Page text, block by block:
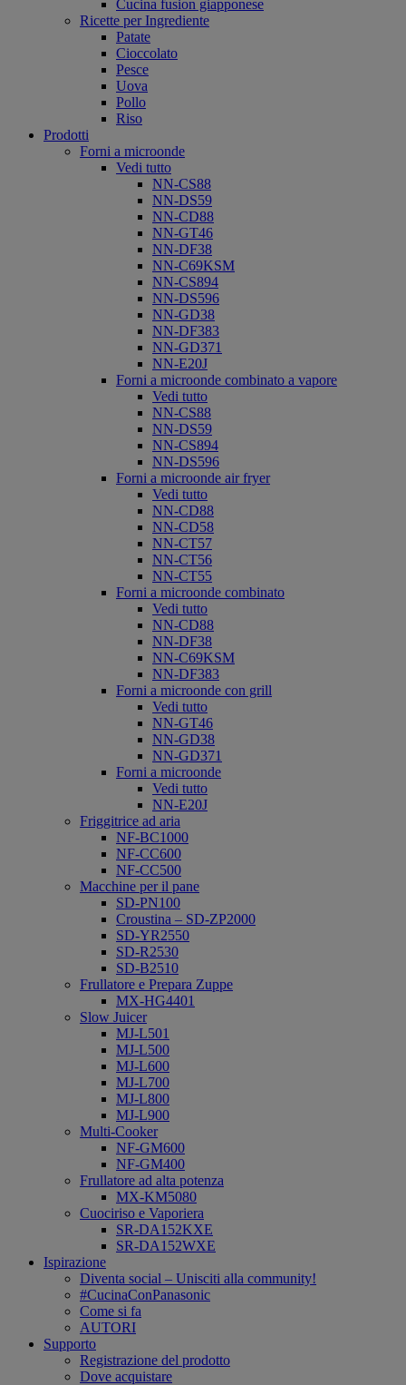
Cucina fusion giapponese
Ricette per Ingrediente
Patate
Cioccolato
Pesce
Uova
Pollo
Riso
Prodotti
Forni a microonde
Vedi tutto
NN-CS88
NN-DS59
NN-CD88
NN-GT46
NN-DF38
NN-C69KSM
NN-CS894
NN-DS596
NN-GD38
NN-DF383
NN-GD371
NN-E20J
Forni a microonde combinato a vapore
Vedi tutto
NN-CS88
NN-DS59
NN-CS894
NN-DS596
Forni a microonde air fryer
Vedi tutto
NN-CD88
NN-CD58
NN-CT57
NN-CT56
NN-CT55
Forni a microonde combinato
Vedi tutto
NN-CD88
NN-DF38
NN-C69KSM
NN-DF383
Forni a microonde con grill
Vedi tutto
NN-GT46
NN-GD38
NN-GD371
Forni a microonde
Vedi tutto
NN-E20J
Friggitrice ad aria
NF-BC1000
NF-CC600
NF-CC500
Macchine per il pane
SD-PN100
Croustina – SD-ZP2000
SD-YR2550
SD-R2530
SD-B2510
Frullatore e Prepara Zuppe
MX-HG4401
Slow Juicer
MJ-L501
MJ-L500
MJ-L600
MJ-L700
MJ-L800
MJ-L900
Multi-Cooker
NF-GM600
NF-GM400
Frullatore ad alta potenza
MX-KM5080
Cuociriso e Vaporiera
SR-DA152KXE
SR-DA152WXE
Ispirazione
Diventa social – Unisciti alla community!
#CucinaConPanasonic
Come si fa
AUTORI
Supporto
Registrazione del prodotto
Dove acquistare